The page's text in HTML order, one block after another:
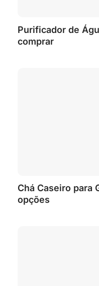
Purificador de
comprar
Chá Caseiro para
opções